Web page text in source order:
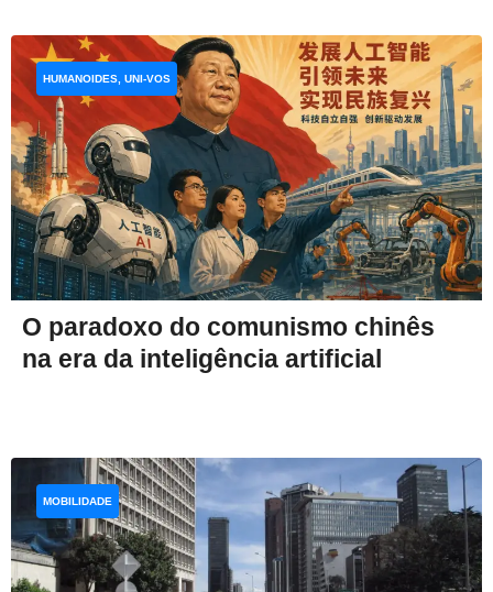
O paradoxo do comunismo chinês
na era da inteligência artificial
HUMANOIDES, UNI-VOS
MOBILIDADE